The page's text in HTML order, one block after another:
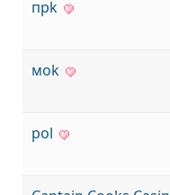
прk
моk
роl